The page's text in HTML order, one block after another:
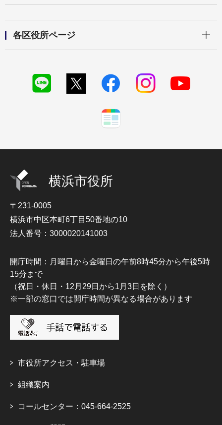
各区役所ページ
横浜市役所
〒231-0005
横浜市中区本町6丁目50番地の10
法人番号：3000020141003
開庁時間：月曜日から金曜日の午前8時45分から午後5時
15分まで
（祝日・休日・12月29日から1月3日を除く）
※一部の窓口では開庁時間が異なる場合があります
市役所アクセス・駐車場
組織案内
コールセンター：045-664-2525